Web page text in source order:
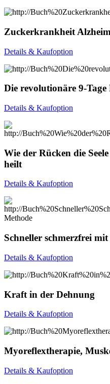
Zuckerkrankheit
Details & Kaufoption
Die revolutionäre 9-
Details & Kaufoption
Wie der Rücken die
heilt
Details & Kaufoption
Schneller schmerzfrei
Details & Kaufoption
Kraft in der Dehnung
Details & Kaufoption
Myoreflextherapie,
Details & Kaufoption